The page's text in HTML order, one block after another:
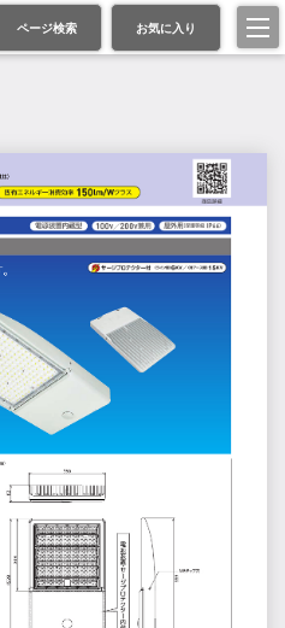
ページ検索 お気に入り